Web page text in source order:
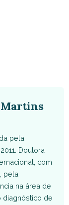
Martins
pela
Doutora
com
pela
na área de
diagnóstico de